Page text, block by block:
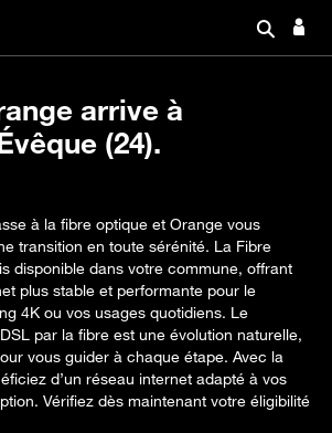
arrive à
(24).
à la fibre optique et Orange vous
transition en toute sérénité. La Fibre
disponible dans votre commune, offrant
plus stable et performante pour le
4K ou vos usages quotidiens. Le
par la fibre est une évolution naturelle,
vous guider à chaque étape. Avec la
d’un réseau internet adapté à vos
Vérifiez dès maintenant votre éligibilité